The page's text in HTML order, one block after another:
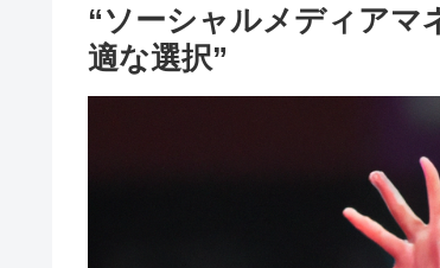
“ソーシャルメディアマ
適な選択”